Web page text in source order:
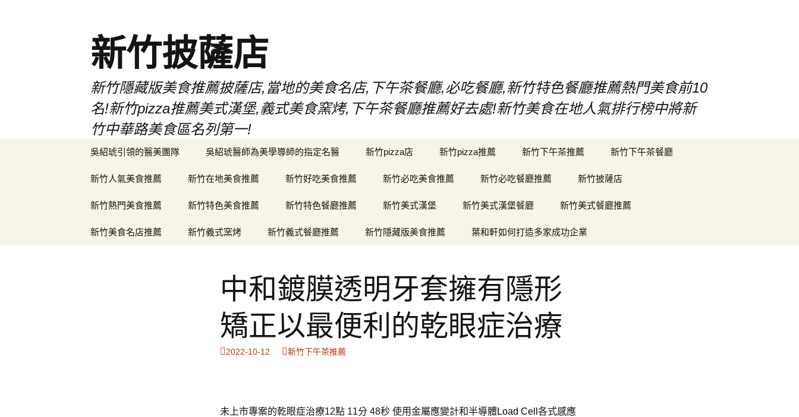
新竹披薩店
新竹隱藏版美食推薦披薩店,當地的美食名店,下午茶餐廳,必吃餐廳,新竹特色餐廳推薦熱門美食前10
名!新竹pizza推薦美式漢堡,義式美食窯烤,下午茶餐廳推薦好去處!新竹美食在地人氣排行榜中將新
竹中華路美食區名列第一!
吳紹琥引領的醫美團隊 吳紹琥醫師為美學導師的指定名醫 新竹pizza店 新竹pizza推薦 新竹下午茶推薦 新竹下午茶餐廳
新竹人氣美食推薦 新竹在地美食推薦 新竹好吃美食推薦 新竹必吃美食推薦 新竹必吃餐廳推薦 新竹披薩店
新竹熱門美食推薦 新竹特色美食推薦 新竹特色餐廳推薦 新竹美式漢堡 新竹美式漢堡餐廳 新竹美式餐廳推薦
新竹美食名店推薦 新竹義式窯烤 新竹義式餐廳推薦 新竹隱藏版美食推薦 葉和軒如何打造多家成功企業
中和鍍膜透明牙套擁有隱形
矯正以最便利的乾眼症治療
2022-10-12 新竹下午茶推薦
未上市專案的乾眼症治療12點 11分 48秒 使用金屬應變計和半導體Load Cell 各式感應